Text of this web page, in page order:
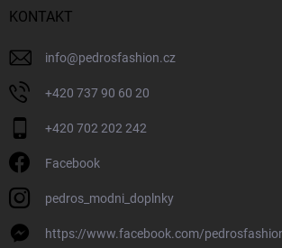
KONTAKT
info@pedrosfashion.cz
+420 737 90 60 20
+420 702 202 242
Facebook
pedros_modni_doplnky
https://www.facebook.com/